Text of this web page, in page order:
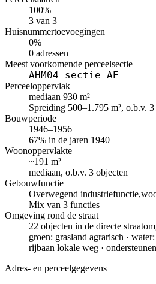
100%
3 van 3
Huisnummertoevoegingen
0%
0 adressen
Meest voorkomende perceelsectie
AHM04 sectie AE
Perceeloppervlak
mediaan 930 m²
Spreiding 500–1.795 m², o.b.v.
Bouwperiode
1946–1956
67% in de jaren 1940
Woonoppervlakte
~191 m²
mediaan, o.b.v. 3 objecten
Gebouwfunctie
Overwegend
Mix van 3 functies
Omgeving rond de straat
22 objecten in de directe
groen: grasland agrarisch ·
rijbaan lokale weg ·
Adres- en perceelgegevens